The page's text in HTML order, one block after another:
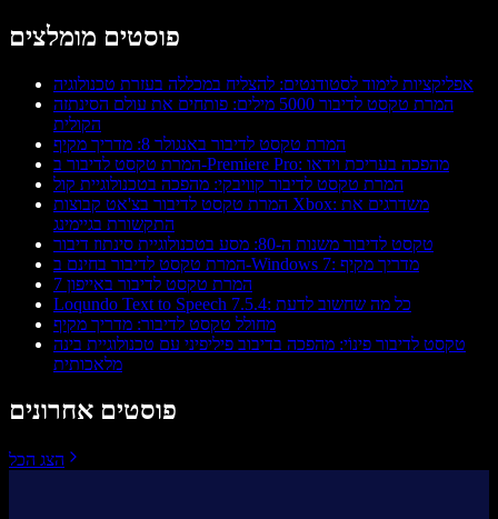
פוסטים מומלצים
אפליקציות לימוד לסטודנטים: להצליח במכללה בעזרת טכנולוגיה
המרת טקסט לדיבור 5000 מילים: פותחים את עולם הסינתזה
הקולית
המרת טקסט לדיבור באנגולר 8: מדריך מקיף
המרת טקסט לדיבור ב-Premiere Pro: מהפכה בעריכת וידאו
המרת טקסט לדיבור קוויבקי: מהפכה בטכנולוגיית קול
המרת טקסט לדיבור בצ'אט קבוצות Xbox: משדרגים את
התקשורת בגיימינג
טקסט לדיבור משנות ה-80: מסע בטכנולוגיית סינתוז דיבור
המרת טקסט לדיבור בחינם ב-Windows 7: מדריך מקיף
המרת טקסט לדיבור באייפון 7
Loqundo Text to Speech 7.5.4: כל מה שחשוב לדעת
מחולל טקסט לדיבור: מדריך מקיף
טקסט לדיבור פינוֹי: מהפכה בדיבוב פיליפיני עם טכנולוגיית בינה
מלאכותית
פוסטים אחרונים
הצג הכל